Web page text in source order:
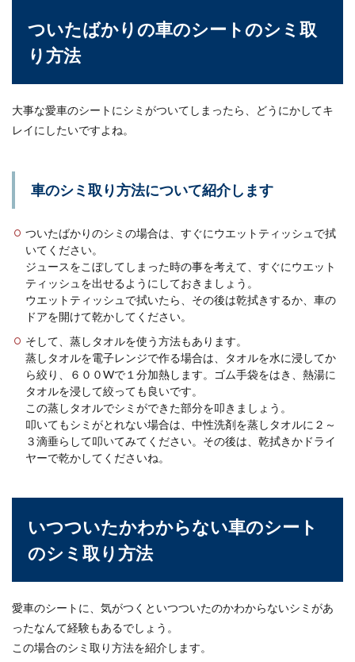
行していなくても消費されます。では、車のエン
自転車を20分こいだときのカロリー消
のでしょうか？自転車に乗るだけで（もちろん、
こ...
車を購入したい！印鑑証明は必要？印
鑑登録方法と取得方法を解説
普通自動車を購入したいと思った時、印鑑証明が
必要になるという話を聞いたことがある人もいる
のではないで...
バイクのカバーは台風の時は外すべき
かどうか対策を考えよう
台風が通過する機会の多い日本。特に9月あたり
バイクのオイル交換はガソリンスタン
ついたばかりの車のシートのシミ取
り方法
大事な愛車のシートにシミがついてしまったら、どうにかしてキ
レイにしたいですよね。
車のシミ取り方法について紹介します
ついたばかりのシミの場合は、すぐにウエットティッシュで拭
いてください。
ジュースをこぼしてしまった時の事を考えて、すぐにウエット
ティッシュを出せるようにしておきましょう。
ウエットティッシュで拭いたら、その後は乾拭きするか、車の
ドアを開けて乾かしてください。
そして、蒸しタオルを使う方法もあります。
蒸しタオルを電子レンジで作る場合は、タオルを水に浸してか
ら絞り、６００Wで１分加熱します。ゴム手袋をはき、熱湯に
タオルを浸して絞っても良いです。
この蒸しタオルでシミができた部分を叩きましょう。
叩いてもシミがとれない場合は、中性洗剤を蒸しタオルに２～
３滴垂らして叩いてみてください。その後は、乾拭きかドライ
ヤーで乾かしてくださいね。
いつついたかわからない車のシート
のシミ取り方法
愛車のシートに、気がつくといつついたのかわからないシミがあ
ったなんて経験もあるでしょう。
この場合のシミ取り方法を紹介します。